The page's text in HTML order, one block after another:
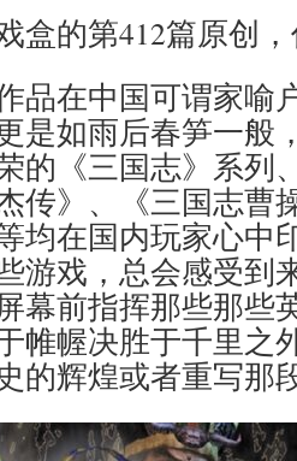
盒的第412篇原创
品在中国可谓家喻
是如雨后春笋一般
的《三国志》系列
传》、《三国志曹
均在国内玩家心中
游戏，总会感受到
幕前指挥那些那些
帷幄决胜于千里之
的辉煌或者重写那